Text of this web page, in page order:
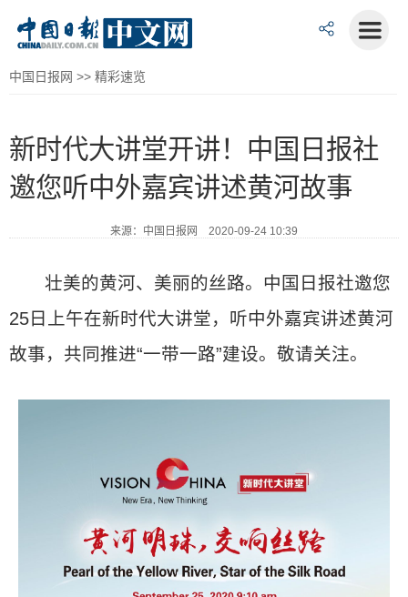
中国日报网 >> 精彩速览
新时代大讲堂开讲！中国日报社
邀您听中外嘉宾讲述黄河故事
来源：中国日报网 2020-09-24 10:39
壮美的黄河、美丽的丝路。中国日报社邀您
25日上午在新时代大讲堂，听中外嘉宾讲述黄河
故事，共同推进“一带一路”建设。敬请关注。